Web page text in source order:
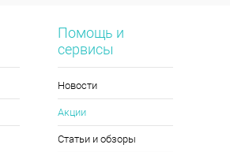
Помощь и
сервисы
Новости
Акции
Статьи и обзоры